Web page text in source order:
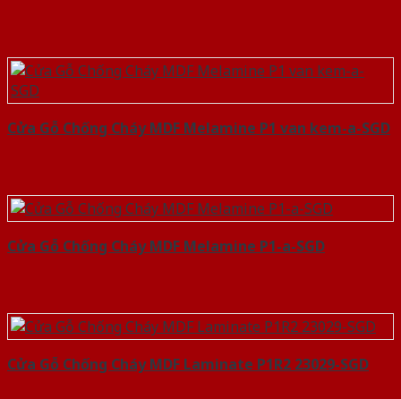
Cửa Gỗ Chống Cháy MDF Melamine P1 van kem-a-SGD
Cửa Gỗ Chống Cháy MDF Melamine P1-a-SGD
Cửa Gỗ Chống Cháy MDF Laminate P1R2 23029-SGD